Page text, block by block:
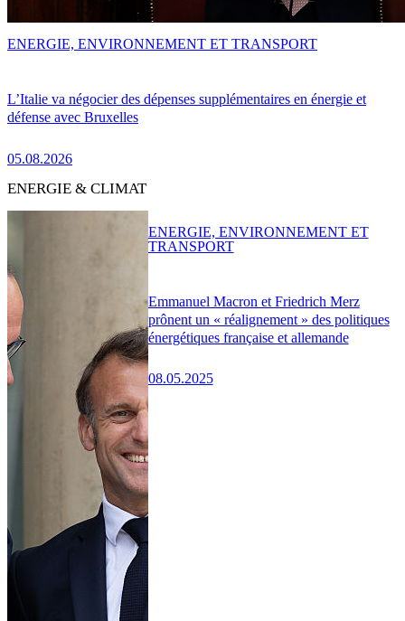
L’Italie va négocier des dépenses supplémentaires en énergie et
défense avec Bruxelles
05.08.2026
ENERGIE, ENVIRONNEMENT ET TRANSPORT
ENERGIE & CLIMAT
Emmanuel Macron et Friedrich Merz
prônent un « réalignement » des politiques
énergétiques française et allemande
08.05.2025
ENERGIE, ENVIRONNEMENT ET
TRANSPORT